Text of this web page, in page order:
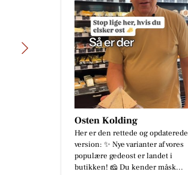
Osten Kolding
Her er den rettede og opdaterede
version: ✨ Nye varianter af vores
populære gedeost er landet i
butikken! 🧀 Du kender måsk...